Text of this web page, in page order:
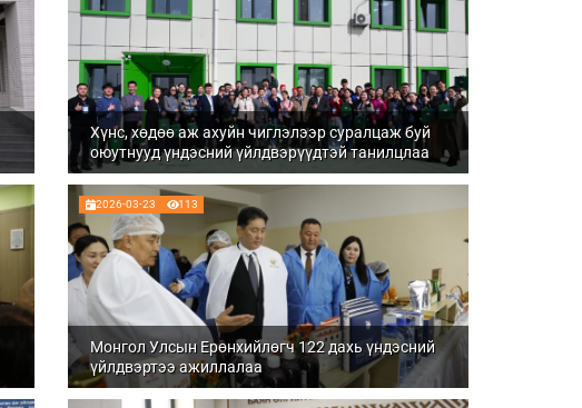
Хүнс, хөдөө аж ахуйн чиглэлээр суралцаж буй
оюутнууд үндэсний үйлдвэрүүдтэй танилцлаа
2026-03-23 113
Монгол Улсын Ерөнхийлөгч 122 дахь үндэсний
үйлдвэртээ ажиллалаа